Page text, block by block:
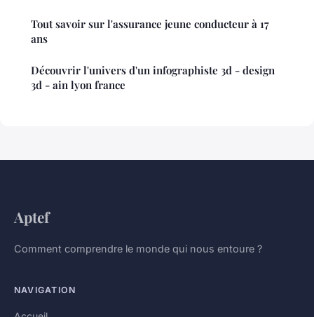
Tout savoir sur l'assurance jeune conducteur à 17
ans
Découvrir l'univers d'un infographiste 3d - design
3d - ain lyon france
Aptef
Comment comprendre le monde qui nous entoure ?
NAVIGATION